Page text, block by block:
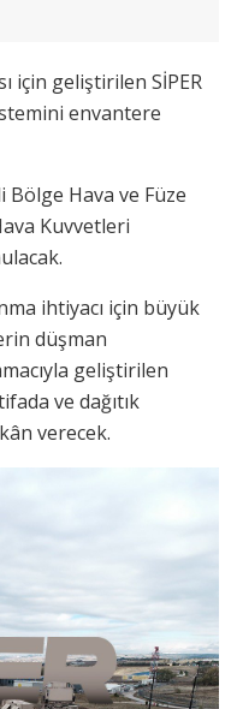
için geliştirilen SİPER
envantere
Hava ve Füze
Kuvvetleri
ihtiyacı için büyük
düşman
geliştirilen
ve dağıtık
verecek.